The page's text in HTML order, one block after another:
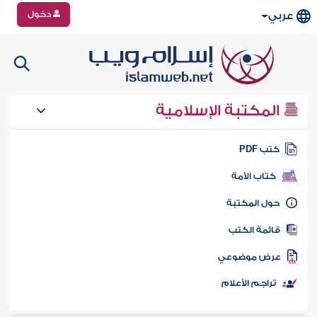
عربي دخول
المكتبة الإسلامية
كتب PDF
كتاب الأمة
المكتبة
الكتب
موضوعي